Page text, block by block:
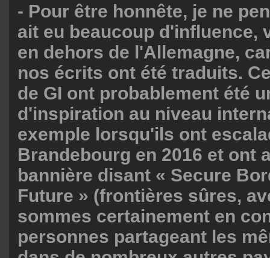
- Pour être honnête, je ne
ait eu beaucoup d'influence,
en dehors de l'Allemagne,
nos écrits ont été traduits.
de GI ont probablement été
d'inspiration au niveau
exemple lorsqu'ils ont
Brandebourg en 2016 et ont
bannière disant « Secure
Future » (frontières sûres,
sommes certainement en
personnes partageant les